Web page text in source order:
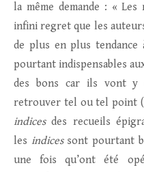
la même demande : «
infini regret que les
de plus en plus
pourtant indispensables
des bons car ils vont y
retrouver tel ou tel point
indicesdes recueils
les indices sont pourtant
une fois qu’ont été